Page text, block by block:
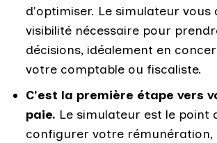
d'optimiser. Le simulateur vous
visibilité nécessaire pour
décisions, idéalement en
votre comptable ou fiscaliste.
C'est la première étape vers
paie. Le simulateur est le point
configurer votre rémunération,